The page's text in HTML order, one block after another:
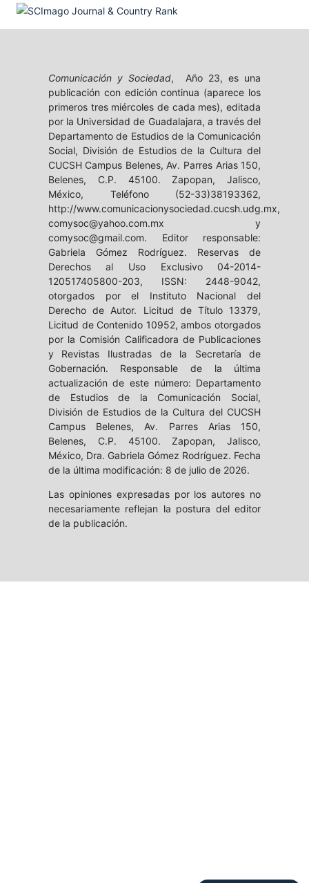
Comunicación y Sociedad, Año 23, es una
publicación con edición continua (aparece los
primeros tres miércoles de cada mes), editada
por la Universidad de Guadalajara, a través del
Departamento de Estudios de la Comunicación
Social, División de Estudios de la Cultura del
CUCSH Campus Belenes, Av. Parres Arias 150,
Belenes, C.P. 45100. Zapopan, Jalisco,
México, Teléfono (52-33)38193362,
http://www.comunicacionysociedad.cucsh.udg.mx,
comysoc@yahoo.com.mx y
comysoc@gmail.com. Editor responsable:
Gabriela Gómez Rodríguez. Reservas de
Derechos al Uso Exclusivo 04-2014-
120517405800-203, ISSN: 2448-9042,
otorgados por el Instituto Nacional del
Derecho de Autor. Licitud de Título 13379,
Licitud de Contenido 10952, ambos otorgados
por la Comisión Calificadora de Publicaciones
y Revistas Ilustradas de la Secretaría de
Gobernación. Responsable de la última
actualización de este número: Departamento
de Estudios de la Comunicación Social,
División de Estudios de la Cultura del CUCSH
Campus Belenes, Av. Parres Arias 150,
Belenes, C.P. 45100. Zapopan, Jalisco,
México, Dra. Gabriela Gómez Rodríguez. Fecha
de la última modificación: 8 de julio de 2026.
Las opiniones expresadas por los autores no
necesariamente reflejan la postura del editor
de la publicación.